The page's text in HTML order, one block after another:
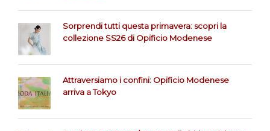
Sorprendi tutti questa primavera: scopri la
collezione SS26 di Opificio Modenese
Attraversiamo i confini: Opificio Modenese
arriva a Tokyo